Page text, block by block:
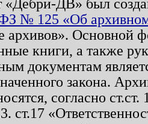
«Дебри-ДВ» был
№ 125 «Об
архивов». Основной
книги, а также
документам
закона.
согласно
ст.17